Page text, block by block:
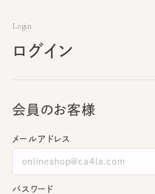
Login
ログイン
会員のお客様
メールアドレス
パスワード